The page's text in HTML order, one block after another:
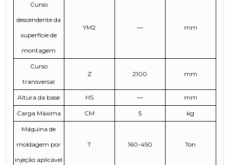
Curso
descendente da
superfície de
montagem
YM2 — mm
Curso
transversal
Z 2100 mm
Altura da base HS — mm
Carga Máxima CM 5 kg
Máquina de
moldagem por
injeção aplicável
T 160-450 Ton